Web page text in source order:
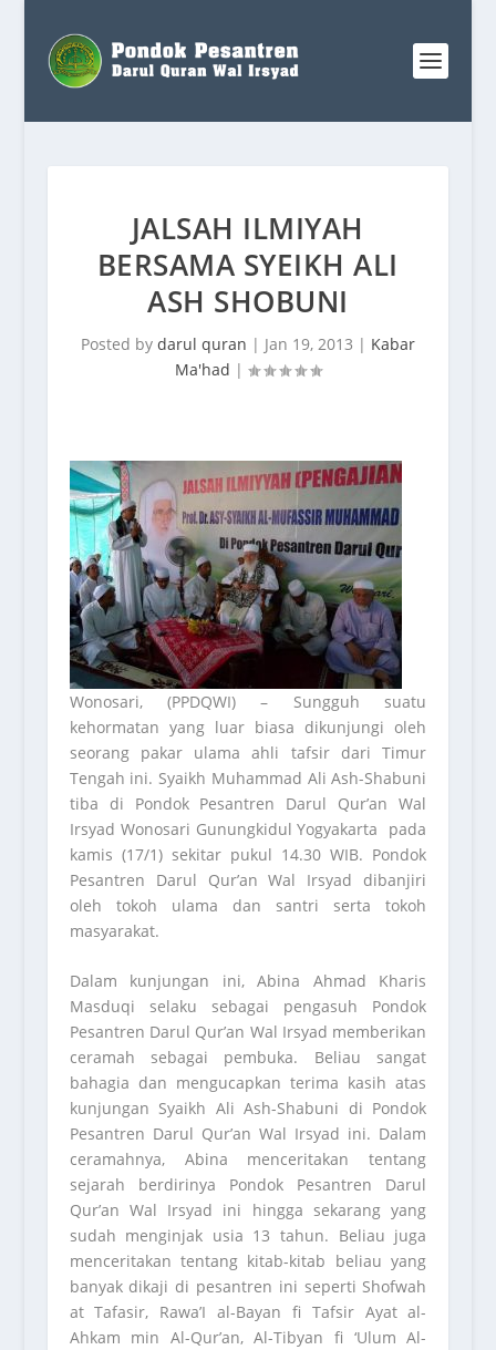
JALSAH ILMIYAH
BERSAMA SYEIKH ALI
ASH SHOBUNI
Posted by darul quran | Jan 19, 2013 | Kabar
Ma'had |
Wonosari, (PPDQWI) – Sungguh suatu
kehormatan yang luar biasa dikunjungi oleh
seorang pakar ulama ahli tafsir dari Timur
Tengah ini. Syaikh Muhammad Ali Ash-Shabuni
tiba di Pondok Pesantren Darul Qur’an Wal
Irsyad Wonosari Gunungkidul Yogyakarta pada
kamis (17/1) sekitar pukul 14.30 WIB. Pondok
Pesantren Darul Qur’an Wal Irsyad dibanjiri
oleh tokoh ulama dan santri serta tokoh
masyarakat.
Dalam kunjungan ini, Abina Ahmad Kharis
Masduqi selaku sebagai pengasuh Pondok
Pesantren Darul Qur’an Wal Irsyad memberikan
ceramah sebagai pembuka. Beliau sangat
bahagia dan mengucapkan terima kasih atas
kunjungan Syaikh Ali Ash-Shabuni di Pondok
Pesantren Darul Qur’an Wal Irsyad ini. Dalam
ceramahnya, Abina menceritakan tentang
sejarah berdirinya Pondok Pesantren Darul
Qur’an Wal Irsyad ini hingga sekarang yang
sudah menginjak usia 13 tahun. Beliau juga
menceritakan tentang kitab-kitab beliau yang
banyak dikaji di pesantren ini seperti Shofwah
at Tafasir, Rawa’I al-Bayan fi Tafsir Ayat al-
Ahkam min Al-Qur’an, Al-Tibyan fi ‘Ulum Al-